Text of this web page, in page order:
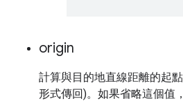
origin
計算與目的地直線距離的起
形式傳回)。如果省略這個值